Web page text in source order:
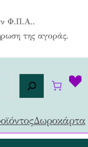
Φ.Π.Α..
της αγοράς.
Δωροκάρτα